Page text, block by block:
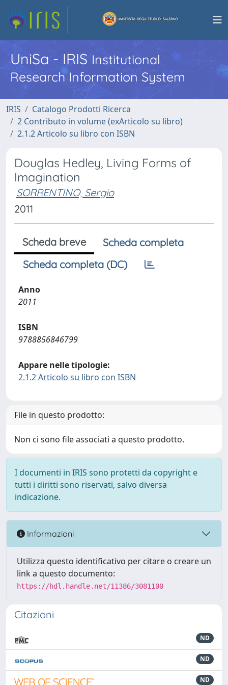
UniSa - IRISInstitutional
Research Information System
IRIS
Catalogo Prodotti Ricerca
2 Contributo in volume (exArticolo su libro)
2.1.2 Articolo su libro con ISBN
Douglas Hedley, Living Forms of
Imagination
SORRENTINO, Sergio
2011
Scheda breve
Scheda completa
Scheda completa (DC)
Anno
2011
ISBN
9788856846799
Appare nelle tipologie:
2.1.2 Articolo su libro con ISBN
File in questo prodotto:
Non ci sono file associati a questo prodotto.
I documenti in IRIS sono protetti da copyright e
tutti i diritti sono riservati, salvo diversa
indicazione.
Informazioni
Utilizza questo identificativo per citare o creare un
link a questo documento:
https://hdl.handle.net/11386/3081100
Citazioni
ND
ND
ND